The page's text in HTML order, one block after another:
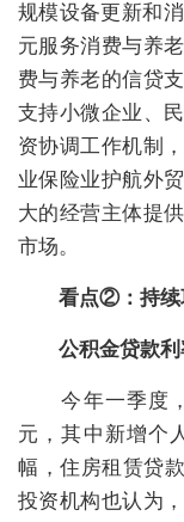
规模设备更新和
元服务消费与养
费与养老的信贷
支持小微企业、
资协调工作机制
业保险业护航外
大的经营主体提
市场。
看点②：持续
公积金贷款
今年一季度，
元，其中新增个
幅，住房租赁贷
投资机构也认为